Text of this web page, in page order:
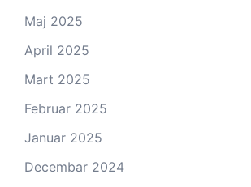
Maj 2025
April 2025
Mart 2025
Februar 2025
Januar 2025
Decembar 2024